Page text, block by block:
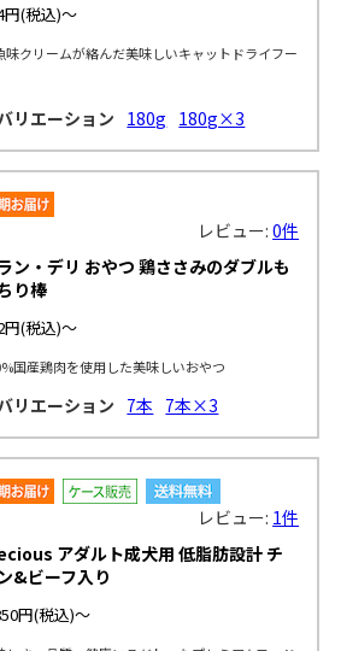
円(税込)～
味クリームが絡んだ美味しいキャットドライフー
リエーション 180g 180g×3
レビュー:0件
ン・デリ おやつ 鶏ささみのダブルも
り棒
円(税込)～
国産鶏肉を使用した美味しいおやつ
リエーション 7本 7本×3
レビュー: 1件
アダルト成犬用 低脂肪設計 チ
&ビーフ入り
円(税込)～